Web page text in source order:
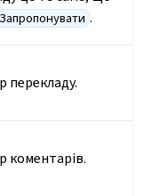
Запропонувати .
перекладу.
коментарів.